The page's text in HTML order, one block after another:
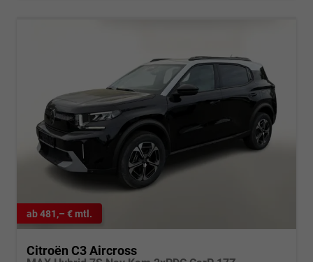
ab 481,– € mtl.
Citroën C3 Aircross